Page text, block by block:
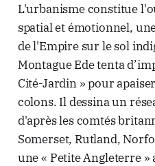
L'urbanisme constitue
spatial et émotionnel,
de l'Empire sur le sol
Montague Ede tenta
Cité-Jardin » pour
colons. Il dessina un
d'après les comtés
Somerset, Rutland,
une « Petite Angleterre